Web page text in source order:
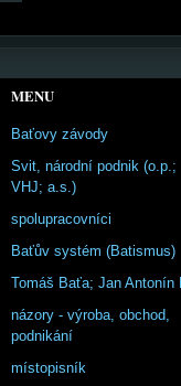
MENU
Baťovy závody
Svit, národní podnik (o.p.;
VHJ; a.s.)
spolupracovníci
Baťův systém (Batismus)
Tomáš Baťa; Jan Antonín
názory - výroba, obchod,
podnikání
místopisník